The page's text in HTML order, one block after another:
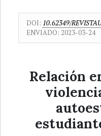
DOI: 10.62349/
ENVIADO: 2023-03-24
Relación